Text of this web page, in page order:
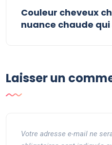
Couleur cheveux
nuance chaude
Laisser un
Votre adresse e-mail ne